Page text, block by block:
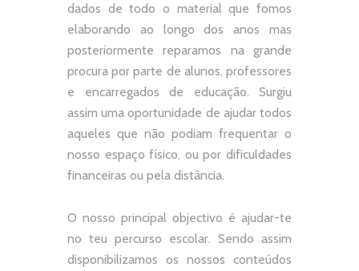
dados de todo o material que fomos
elaborando ao longo dos anos mas
posteriormente reparamos na grande
procura por parte de alunos, professores
e encarregados de educação. Surgiu
assim uma oportunidade de ajudar todos
aqueles que não podiam frequentar o
nosso espaço físico, ou por dificuldades
financeiras ou pela distância.
O nosso principal objectivo é ajudar-te
no teu percurso escolar. Sendo assim
disponibilizamos os nossos conteúdos